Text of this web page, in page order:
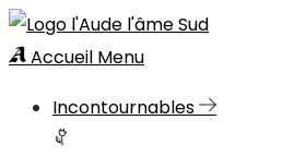
Accueil Menu
Incontournables